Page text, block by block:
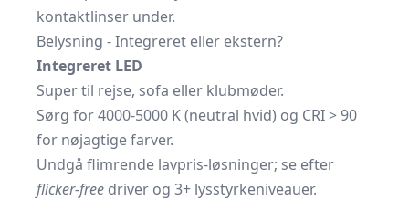
kontaktlinser under.
Belysning - Integreret eller ekstern?
Integreret LED
Super til rejse, sofa eller klubmøder.
Sørg for 4000-5000 K (neutral hvid) og CRI > 90
for nøjagtige farver.
Undgå flimrende lavpris-løsninger; se efter
flicker-free driver og 3+ lysstyrke­niveauer.